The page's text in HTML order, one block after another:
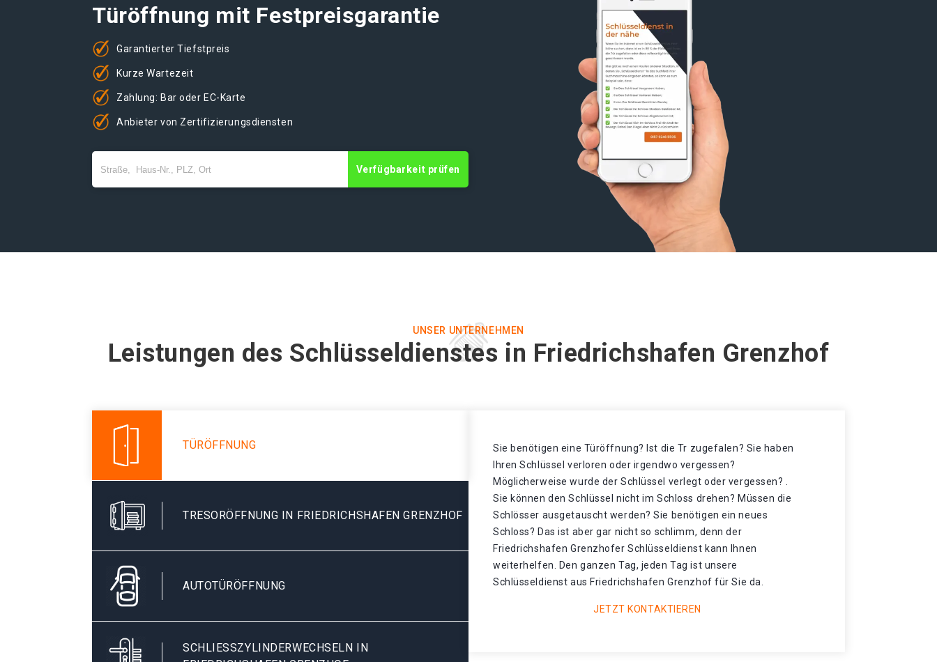
Türöffnung mit Festpreisgarantie
Garantierter Tiefstpreis
Kurze Wartezeit
Zahlung: Bar oder EC-Karte
Anbieter von Zertifizierungsdiensten
Verfügbarkeit prüfen
UNSER UNTERNEHMEN
Leistungen des Schlüsseldienstes in Friedrichshafen Grenzhof
TÜRÖFFNUNG
TRESORÖFFNUNG IN FRIEDRICHSHAFEN GRENZHOF
AUTOTÜRÖFFNUNG
SCHLIESSZYLINDERWECHSELN IN F
Sie benötigen eine Türöffnung? Ist die Tr zugefalen? Sie haben
Ihren Schlüssel verloren oder irgendwo vergessen?
Möglicherweise wurde der Schlüssel verlegt oder vergessen? .
Sie können den Schlüssel nicht im Schloss drehen? Müssen die
Schlösser ausgetauscht werden? Sie benötigen ein neues
Schloss? Das ist aber gar nicht so schlimm, denn der
Friedrichshafen Grenzhofer Schlüsseldienst kann Ihnen
weiterhelfen. Den ganzen Tag, jeden Tag ist unsere
Schlüsseldienst aus Friedrichshafen Grenzhof für Sie da.
JETZT KONTAKTIEREN